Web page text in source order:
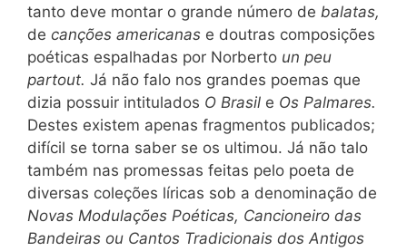
tanto deve montar o grande número de balatas,
de canções americanas e doutras composições
poéticas espalhadas por Norberto un peu
partout. Já não falo nos grandes poemas que
dizia possuir intitulados O Brasil e Os Palmares.
Destes existem apenas fragmentos publicados;
difícil se torna saber se os ultimou. Já não talo
também nas promessas feitas pelo poeta de
diversas coleções líricas sob a denominação de
Novas Modulações Poéticas, Cancioneiro das
Bandeiras ou Cantos Tradicionais dos Antigos